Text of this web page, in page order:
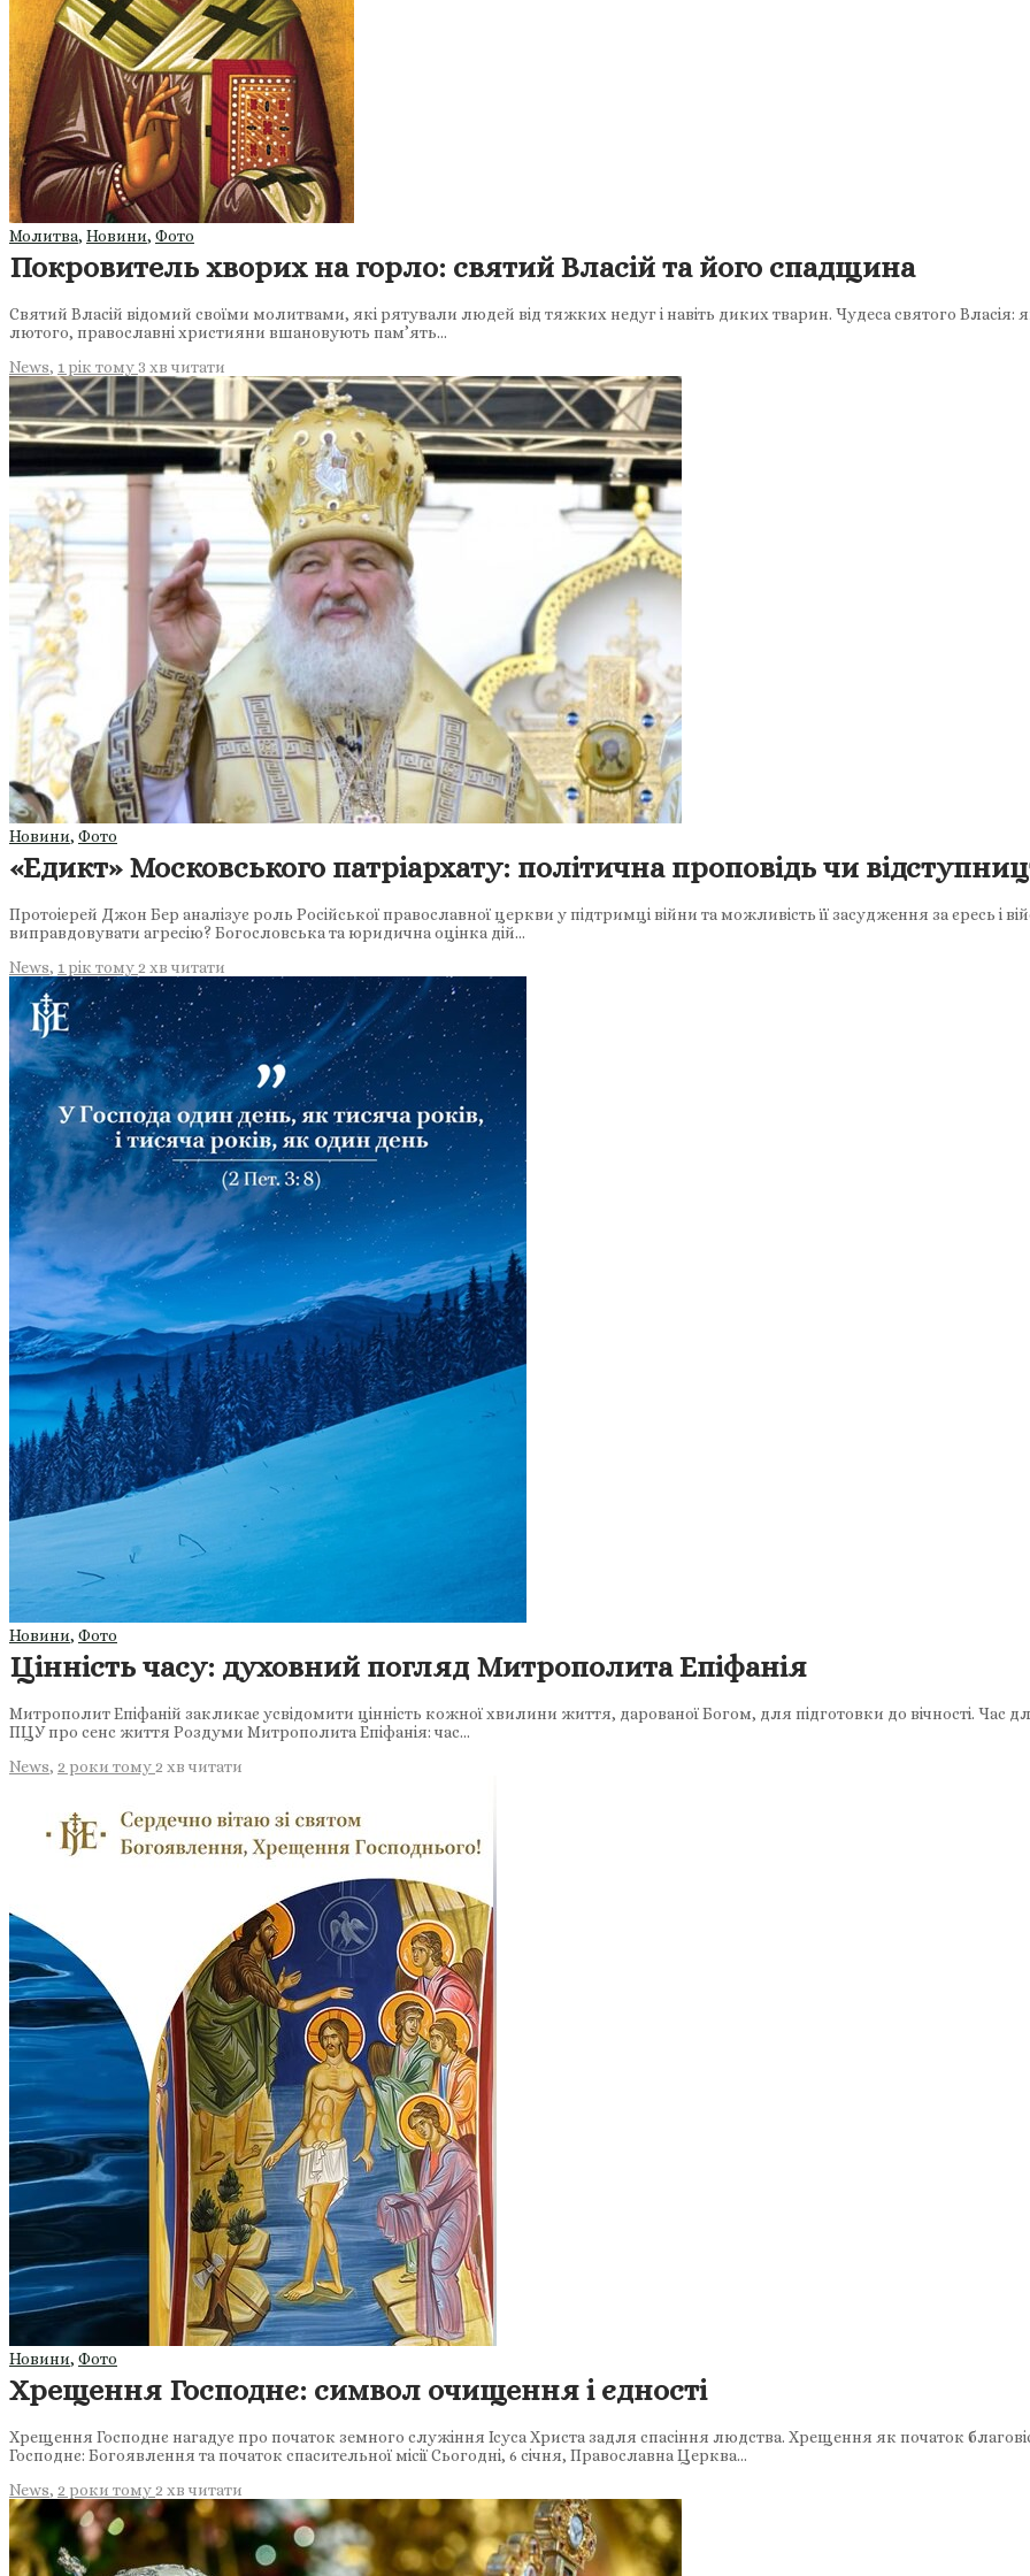
Молитва, Новини, Фото
Покровитель хворих на горло: святий Власій та його спадщина
Святий Власій відомий своїми молитвами, які рятували людей від тяжких недуг і навіть диких тварин. Чудеса святого
лютого, православні християни вшановують пам’ять…
News, 1 рік тому3 хв читати
Новини, Фото
«Едикт» Московського патріархату: політична проповідь чи
Протоієрей Джон Бер аналізує роль Російської православної церкви у підтримці війни та можливість її засудження за єресь і
виправдовувати агресію? Богословська та юридична оцінка дій…
News, 1 рік тому 2 хв читати
Новини, Фото
Цінність часу: духовний погляд Митрополита Епіфанія
Митрополит Епіфаній закликає усвідомити цінність кожної хвилини життя, дарованої Богом, для підготовки до вічності.
ПЦУ про сенс життя Роздуми Митрополита Епіфанія: час…
News, 2 роки тому 2 хв читати
Новини, Фото
Хрещення Господнє: символ очищення і єдності
Хрещення Господнє нагадує про початок земного служіння Ісуса Христа задля спасіння людства. Хрещення як початок
Господнє: Богоявлення та початок спасительної місії Сьогодні, 6 січня, Православна Церква…
News, 2 роки тому 2 хв читати